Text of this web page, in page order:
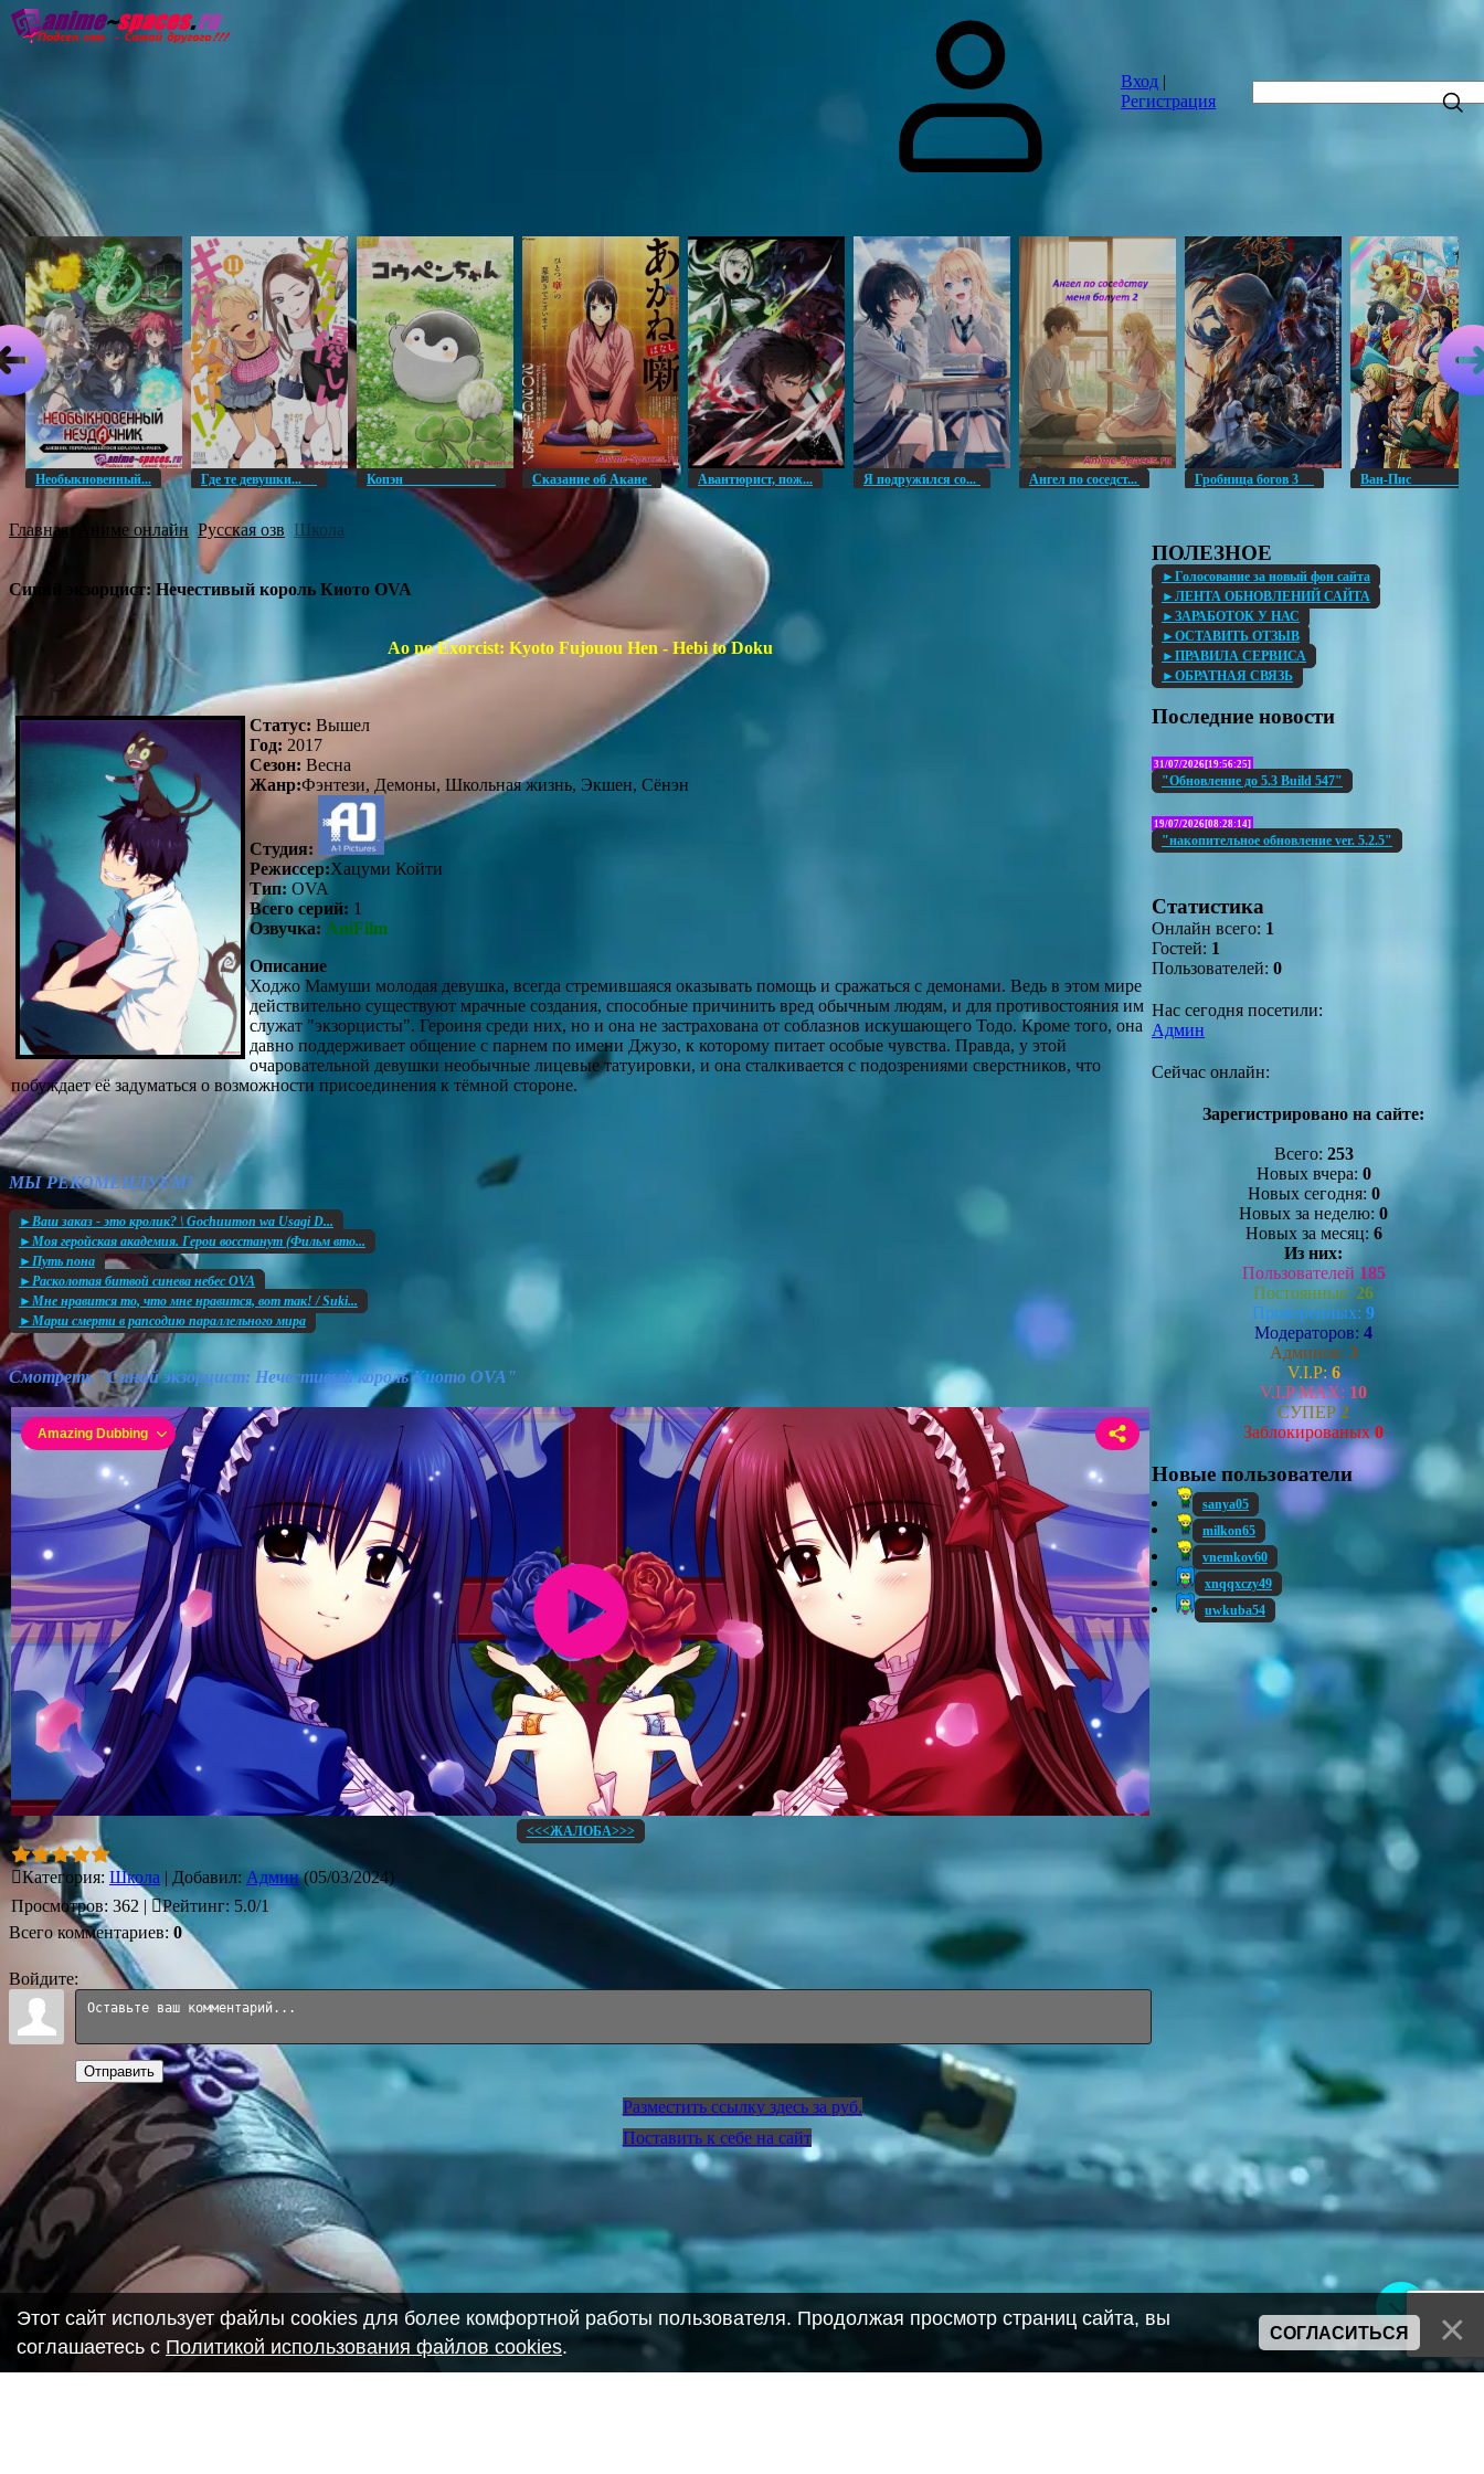
Вход |
Регистрация
Необыкновенный... Где те девушки... Копэн Сказание об Акане Авантюрист, пож... Я подружился со... Ангел по соседст... Гробница богов 3 Ван-
Главная Аниме онлайн Русская озв Школа
Синий экзорцист: Нечестивый король Киото OVA
Ao no Exorcist: Kyoto Fujouou Hen - Hebi to Doku
Статус: Вышел
Год: 2017
Сезон: Весна
Жанр:Фэнтези, Демоны, Школьная жизнь, Экшен, Сёнэн
Студия:
Режиссер:Хацуми Койти
Тип: OVA
Всего серий: 1
Озвучка: AniFilm
Описание
Ходжо Мамуши молодая девушка, всегда стремившаяся оказывать помощь и сражаться с демонами. Ведь в этом мире
действительно существуют мрачные создания, способные причинить вред обычным людям, и для противостояния им
служат "экзорцисты". Героиня среди них, но и она не застрахована от соблазнов искушающего Тодо. Кроме того, она
давно поддерживает общение с парнем по имени Джузо, к которому питает особые чувства. Правда, у этой
очаровательной девушки необычные лицевые татуировки, и она сталкивается с подозрениями сверстников, что
побуждает её задуматься о возможности присоединения к тёмной стороне.
МЫ РЕКОМЕНДУЕМ!
►Ваш заказ - это кролик? \ Gochuumon wa Usagi D...
►Моя геройская академия. Герои восстанут (Фильм вто...
►Путь пона
►Расколотая битвой синева небес OVA
►Мне нравится то, что мне нравится, вот так! / Suki...
►Марш смерти в рапсодию параллельного мирa
Смотреть "Синий экзорцист: Нечестивый король Киото OVA"
<<<ЖАЛОБА>>>
Категория: Школа | Добавил: Админ(05/03/2024)
Просмотров: 362 | Рейтинг: 5.0/1
Всего комментариев: 0
Войдите:
Отправить
ПОЛЕЗНОЕ
►Голосование за новый фон сайта
►ЛЕНТА ОБНОВЛЕНИЙ САЙТА
►ЗАРАБОТОК У НАС
►ОСТАВИТЬ ОТЗЫВ
►ПРАВИЛА СЕРВИСА
►ОБРАТНАЯ СВЯЗЬ
Последние новости
31/07/2026[19:56:25]
"Обновление до 5.3 Build 547"
19/07/2026[08:28:14]
"накопительное обновление ver. 5.2.5"
Статистика
Онлайн всего: 1
Гостей: 1
Пользователей: 0
Нас сегодня посетили:
Админ
Сейчас онлайн:
Зарегистрировано на сайте:
Всего: 253
Новых вчера: 0
Новых сегодня: 0
Новых за неделю: 0
Новых за месяц: 6
Из них:
Пользователей 185
Постоянные: 26
Проверенных: 9
Модераторов: 4
Админов: 3
V.I.P:6
V.I.P MAX: 10
СУПЕР 2
Заблокированых0
Новые пользователи
sanya05
milkon65
vnemkov60
xnqqxczy49
uwkuba54
Разместить ссылку здесь за руб.
Поставить к себе на сайт
Этот сайт использует файлы cookies для более комфортной работы пользователя. Продолжая просмотр страниц сайта, вы
соглашаетесь с Политикой использования файлов cookies.
СОГЛАСИТЬСЯ